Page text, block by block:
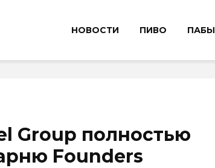
НОВОСТИ ПИВО ПАБЫ
Group полностью
Founders